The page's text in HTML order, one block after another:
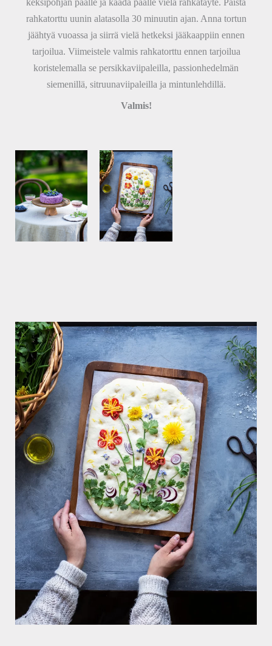
keksipohjan päälle ja kaada päälle vielä rahkatäyte. Paista
rahkatorttu uunin alatasolla 30 minuutin ajan. Anna tortun
jäähtyä vuoassa ja siirrä vielä hetkeksi jääkaappiin ennen
tarjoilua. Viimeistele valmis rahkatorttu ennen tarjoilua
koristelemalla se persikkaviipaleilla, passionhedelmän
siemenillä, sitruunaviipaleilla ja mintunlehdillä.
Valmis!